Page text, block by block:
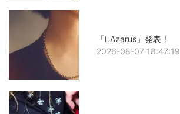
「LAzarus」発表！
2026-08-07 18:47:19